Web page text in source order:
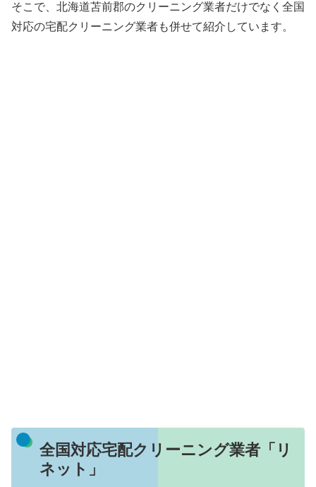
そこで、北海道苫前郡のクリーニング業者だけでなく全国
対応の宅配クリーニング業者も併せて紹介しています。
全国対応宅配クリーニング業者「リ
ネット」